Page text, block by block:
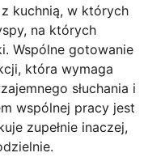
kuchnią, w których
na których
Wspólne gotowanie
która wymaga
słuchania i
wspólnej pracy jest
zupełnie inaczej,